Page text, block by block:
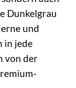
Dunkelgrau
und
in jede
von der